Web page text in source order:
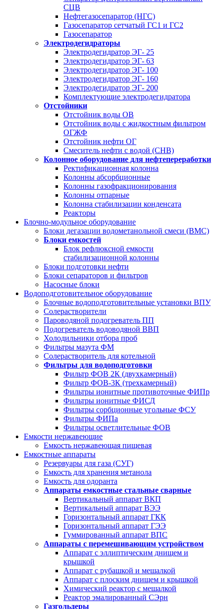
СЦВ
Нефтегазосепаратор (НГС)
Газосепаратор сетчатый ГС1 и ГС2
Газосепаратор
Электродегидраторы
Электродегидратор ЭГ- 25
Электродегидратор ЭГ- 63
Электродегидратор ЭГ- 100
Электродегидратор ЭГ- 160
Электродегидратор ЭГ- 200
Комплектующие электродегидратора
Отстойники
Отстойник воды ОВ
Отстойник воды с жидкостным фильтром
ОГЖФ
Отстойник нефти ОГ
Смеситель нефти с водой (СНВ)
Колонное оборудование для нефтепереработки
Ректификационная колонна
Колонны абсорбционные
Колонны газофракционирования
Колонны отпарные
Колонна стабилизации конденсата
Реакторы
Блочно-модульное оборудование
Блоки дегазации водометанольной смеси (BMC)
Блоки емкостей
Блок рефлюксной емкости
стабилизационной колонны
Блоки подготовки нефти
Блоки сепараторов и фильтров
Насосные блоки
Водоподготовительное оборудование
Блочные водоподготовительные установки ВПУ
Солерастворители
Пароводяной подогреватель ПП
Подогреватель водоводяной ВВП
Холодильники отбора проб
Фильтры мазута ФМ
Солерастворитель для котельной
Фильтры для водоподготовки
Фильтр ФОВ 2К (двухкамерный)
Фильтр ФОВ-3К (трехкамерный)
Фильтры ионитные противоточные ФИПр
Фильтры ионитные ФИСД
Фильтры сорбционные угольные ФСУ
Фильтры ФИПа
Фильтры осветлительные ФОВ
Емкости нержавеющие
Емкость нержавеющая пищевая
Емкостные аппараты
Резервуары для газа (СУГ)
Емкость для хранения метанола
Емкость для одоранта
Аппараты емкостные стальные сварные
Вертикальный аппарат ВКП
Вертикальный аппарат ВЭЭ
Горизонтальный аппарат ГКК
Горизонтальный аппарат ГЭЭ
Гуммированный аппарат ВПС
Аппараты с перемешивающим устройством
Аппарат с эллиптическим днищем и
крышкой
Аппарат с рубашкой и мешалкой
Аппарат с плоским днищем и крышкой
Химический реактор с мешалкой
Реактор эмалированный СЭрн
Газгольдеры